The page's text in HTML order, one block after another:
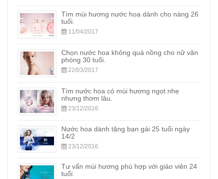
Tìm mùi hương nước hoa dành cho nàng 26
tuổi.
11/04/2017
Chọn nước hoa không quá nồng cho nữ văn
phòng 30 tuổi.
22/03/2017
Tìm nước hoa có mùi hương ngọt nhẹ
nhưng thơm lâu.
23/12/2016
Nước hoa dành tặng bạn gái 25 tuổi ngày
14/2
23/12/2016
Tư vấn mùi hương phù hợp với giáo viên 24
tuổi.